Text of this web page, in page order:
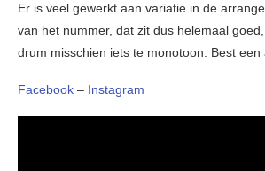
Er is veel gewerkt aan variatie in de
van het nummer, dat zit dus helemaal
drum misschien iets te monotoon. Best een
Facebook – Instagram